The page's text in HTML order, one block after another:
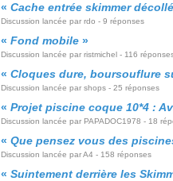
« Cache entrée skimmer décollé
Discussion lancée par rdo - 9 réponses
« Fond mobile »
Discussion lancée par ristmichel - 116
« Cloques dure, boursouflure
Discussion lancée par shops - 25 réponses
« Projet piscine coque 10*4 :
Discussion lancée par PAPADOC1978 - 18
« Que pensez vous des
Discussion lancée par A4 - 158 réponses
« Suintement derrière les